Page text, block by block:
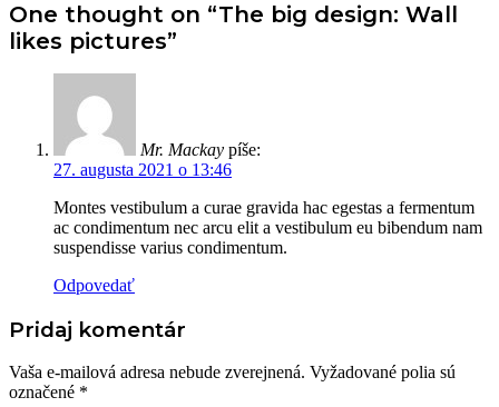
One thought on “The big design: Wall
likes pictures”
Mr. Mackay píše:
27. augusta 2021 o 13:46
Montes vestibulum a curae gravida hac egestas a fermentum
ac condimentum nec arcu elit a vestibulum eu bibendum nam
suspendisse varius condimentum.
Odpovedať
Pridaj komentár
Vaša e-mailová adresa nebude zverejnená. Vyžadované polia sú
označené *